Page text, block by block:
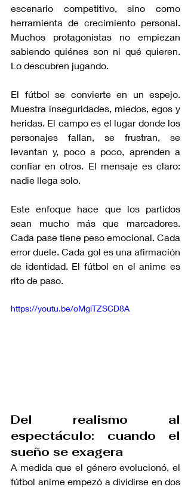
escenario competitivo, sino como
herramienta de crecimiento personal.
Muchos protagonistas no empiezan
sabiendo quiénes son ni qué quieren.
Lo descubren jugando.
El fútbol se convierte en un espejo.
Muestra inseguridades, miedos, egos y
heridas. El campo es el lugar donde los
personajes fallan, se frustran, se
levantan y, poco a poco, aprenden a
confiar en otros. El mensaje es claro:
nadie llega solo.
Este enfoque hace que los partidos
sean mucho más que marcadores.
Cada pase tiene peso emocional. Cada
error duele. Cada gol es una afirmación
de identidad. El fútbol en el anime es
rito de paso.
https://youtu.be/oMglTZSCD8A
Del realismo al
espectáculo: cuando el
sueño se exagera
A medida que el género evolucionó, el
fútbol anime empezó a dividirse en dos